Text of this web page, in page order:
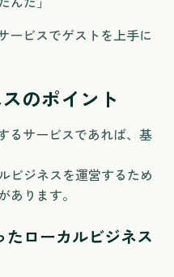
ービスでゲストを上手に
のポイント
るサービスであれば、基
ビジネスを運営するため
あります。
ローカルビジネス